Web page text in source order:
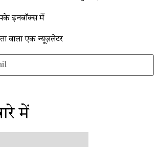
इनबॉक्स में
वाला एक न्यूज़लेटर
में